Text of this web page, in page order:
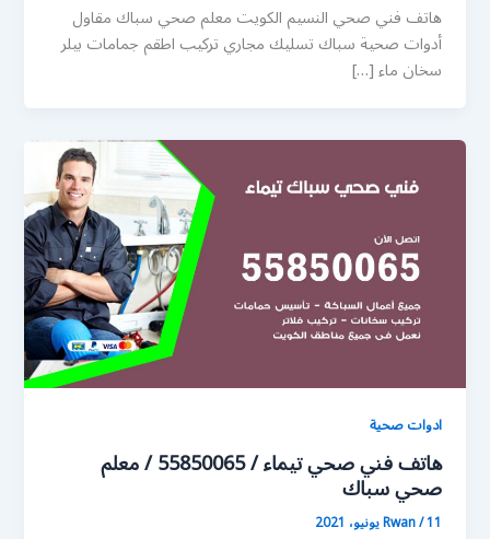
هاتف فني صحي النسيم الكويت معلم صحي سباك مقاول
أدوات صحية سباك تسليك مجاري تركيب اطقم جمامات بيلر
سخان ماء […]
ادوات صحية
هاتف فني صحي تيماء / 55850065 / معلم
صحي سباك
Rwan/11 يونيو، 2021